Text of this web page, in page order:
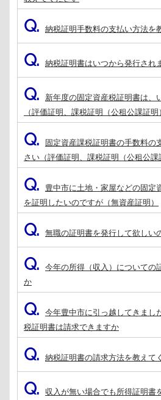
Q. 納税証明手数料の支払い方法を
Q. 納税証明書はいつから発行され
Q. 新年度の固定資産税証明書は、
（評価証明、課税証明（公租公課証明
Q. 固定資産課税証明書の手数料の
さい（評価証明、課税証明（公租公課
Q. 豊中市に土地・家屋などの固定
を証明したいのですが（無資産証明）
Q. 無職の証明書を発行して欲しい
Q. 今年の所得（収入）についての
か
Q. 今年豊中市に引っ越してきまし
税証明書は請求できますか
Q. 納税証明書の請求方法を教えて
Q. 収入が無い場合でも所得証明書